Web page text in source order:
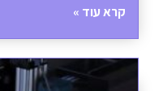
קרא עוד »